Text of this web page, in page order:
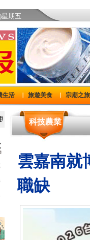
期五
生活 旅遊美食 宗廟之旅
科技農業
雲嘉南就
職缺